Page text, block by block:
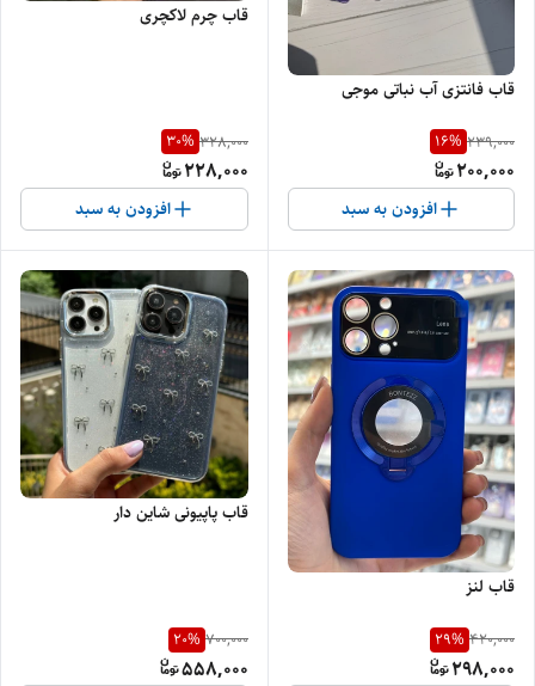
قاب فانتزی آب نباتی موجی
239,000
16%
200,000
افزودن به سبد
قاب چرم لاکچری
328,000
30%
228,000
افزودن به سبد
قاب لنز
420,000
29%
298,000
قاب پاپیونی شاین دار
700,000
20%
558,000